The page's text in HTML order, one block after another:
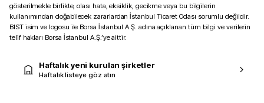
gösterilmekle birlikte, olası hata, eksiklik, gecikme veya bu bilgilerin
kullanımından doğabilecek zararlardan İstanbul Ticaret Odası sorumlu değildir.
BIST isim ve logosu ile Borsa İstanbul A.Ş. adına açıklanan tüm bilgi ve verilerin
telif hakları Borsa İstanbul A.Ş.’ye aittir.
Haftalık yeni kurulan şirketler
Haftalık listeye göz atın